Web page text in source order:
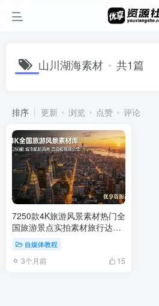
山川湖海素材 共1篇
排序 更新 浏览 点赞 评论
7250款4K旅游风景素材热门全
国旅游景点实拍素材旅行达人
自媒体教程
3个月前 15